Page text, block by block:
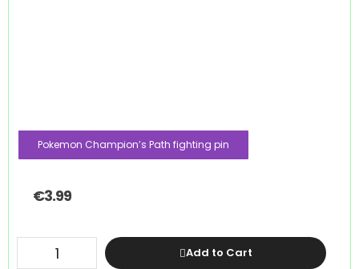
Pokemon Champion’s Path fighting pin
€3.99
Add to Cart